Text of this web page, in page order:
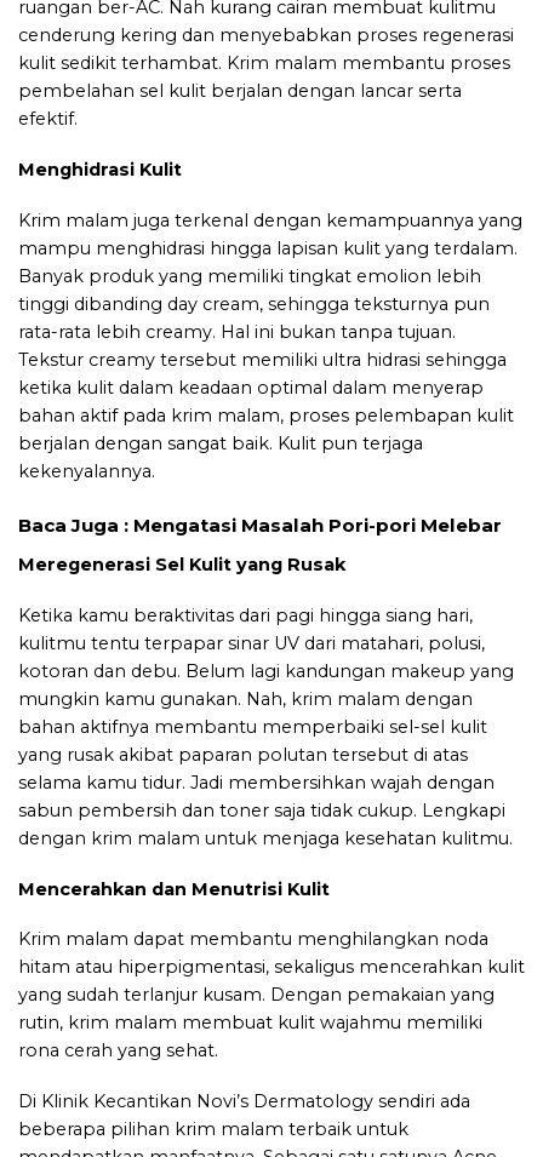
ruangan ber-AC. Nah kurang cairan membuat kulitmu
cenderung kering dan menyebabkan proses regenerasi
kulit sedikit terhambat. Krim malam membantu proses
pembelahan sel kulit berjalan dengan lancar serta
efektif.
Menghidrasi Kulit
Krim malam juga terkenal dengan kemampuannya yang
mampu menghidrasi hingga lapisan kulit yang terdalam.
Banyak produk yang memiliki tingkat emolion lebih
tinggi dibanding day cream, sehingga teksturnya pun
rata-rata lebih creamy. Hal ini bukan tanpa tujuan.
Tekstur creamy tersebut memiliki ultra hidrasi sehingga
ketika kulit dalam keadaan optimal dalam menyerap
bahan aktif pada krim malam, proses pelembapan kulit
berjalan dengan sangat baik. Kulit pun terjaga
kekenyalannya.
Baca Juga : Mengatasi Masalah Pori-pori Melebar
Meregenerasi Sel Kulit yang Rusak
Ketika kamu beraktivitas dari pagi hingga siang hari,
kulitmu tentu terpapar sinar UV dari matahari, polusi,
kotoran dan debu. Belum lagi kandungan makeup yang
mungkin kamu gunakan. Nah, krim malam dengan
bahan aktifnya membantu memperbaiki sel-sel kulit
yang rusak akibat paparan polutan tersebut di atas
selama kamu tidur. Jadi membersihkan wajah dengan
sabun pembersih dan toner saja tidak cukup. Lengkapi
dengan krim malam untuk menjaga kesehatan kulitmu.
Mencerahkan dan Menutrisi Kulit
Krim malam dapat membantu menghilangkan noda
hitam atau hiperpigmentasi, sekaligus mencerahkan kulit
yang sudah terlanjur kusam. Dengan pemakaian yang
rutin, krim malam membuat kulit wajahmu memiliki
rona cerah yang sehat.
Di Klinik Kecantikan Novi’s Dermatology sendiri ada
beberapa pilihan krim malam terbaik untuk